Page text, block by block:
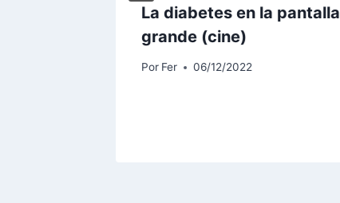
La diabetes en la pantalla
grande (cine)
Por Fer 06/12/2022